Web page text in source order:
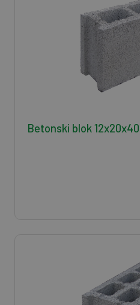
Betonski blok 12x20x40